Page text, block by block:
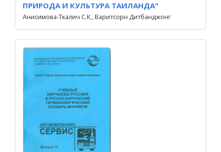
ПРИРОДА И КУЛЬТУРА ТАИЛАНДА"
Анисимова-Ткалич С.К., Варитсорн Дитбанджонг